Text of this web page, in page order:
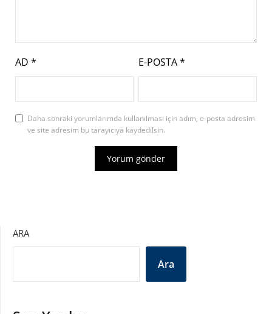
AD * E-POSTA*
Daha sonraki yorumlarımda kullanılması için adım, e-posta adresim
ve site adresim bu tarayıcıya kaydedilsin.
ARA
Ara